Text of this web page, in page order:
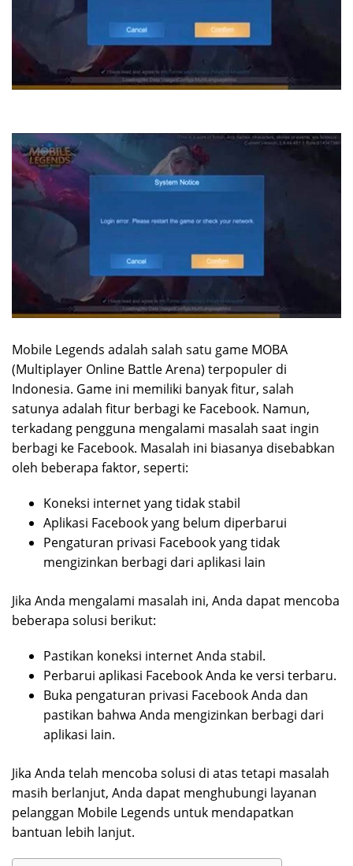
Mobile Legends adalah salah satu game MOBA
(Multiplayer Online Battle Arena) terpopuler di
Indonesia. Game ini memiliki banyak fitur, salah
satunya adalah fitur berbagi ke Facebook. Namun,
terkadang pengguna mengalami masalah saat ingin
berbagi ke Facebook. Masalah ini biasanya disebabkan
oleh beberapa faktor, seperti:
Koneksi internet yang tidak stabil
Aplikasi Facebook yang belum diperbarui
Pengaturan privasi Facebook yang tidak
mengizinkan berbagi dari aplikasi lain
Jika Anda mengalami masalah ini, Anda dapat mencoba
beberapa solusi berikut:
Pastikan koneksi internet Anda stabil.
Perbarui aplikasi Facebook Anda ke versi terbaru.
Buka pengaturan privasi Facebook Anda dan
pastikan bahwa Anda mengizinkan berbagi dari
aplikasi lain.
Jika Anda telah mencoba solusi di atas tetapi masalah
masih berlanjut, Anda dapat menghubungi layanan
pelanggan Mobile Legends untuk mendapatkan
bantuan lebih lanjut.